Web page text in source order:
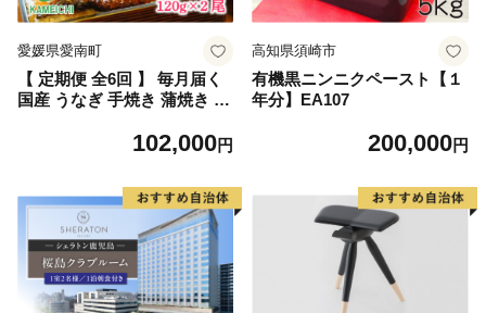
愛媛県愛南町
【 定期便 全6回 】 毎月届く
国産 うなぎ 手焼き 蒲焼き 2
鰻 蒲焼 秘伝の タレ 山椒 付
答 贈り物 土用の丑の日 冷凍
老舗 お食事処 亀一 愛媛県 愛
南町 102000円 高級 海鮮
102,000円
高知県須崎市
有機黒ニンニクペースト【１
年分】EA107
200,000円